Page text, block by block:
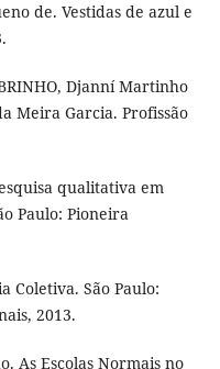
de. Vestidas de azul e
Djanní Martinho
Meira Garcia. Profissão
qualitativa em
Paulo: Pioneira
Coletiva. São Paulo:
2013.
As Escolas Normais no